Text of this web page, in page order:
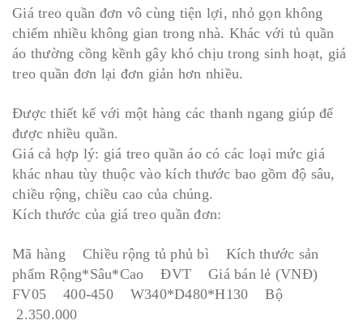
Giá treo quần đơn vô cùng tiện lợi, nhỏ gọn không
chiếm nhiều không gian trong nhà. Khác với tủ quần
áo thường cồng kềnh gây khó chịu trong sinh hoạt, giá
treo quần đơn lại đơn giản hơn nhiều.
Được thiết kế với một hàng các thanh ngang giúp để
được nhiều quần.
Giá cả hợp lý: giá treo quần áo có các loại mức giá
khác nhau tùy thuộc vào kích thước bao gồm độ sâu,
chiều rộng, chiều cao của chúng.
Kích thước của giá treo quần đơn:
Mã hàng Chiều rộng tủ phủ bì Kích thước sản
phẩm Rộng*Sâu*Cao ĐVT Giá bán lẻ (VNĐ)
FV05 400-450 W340*D480*H130 Bộ
2.350.000